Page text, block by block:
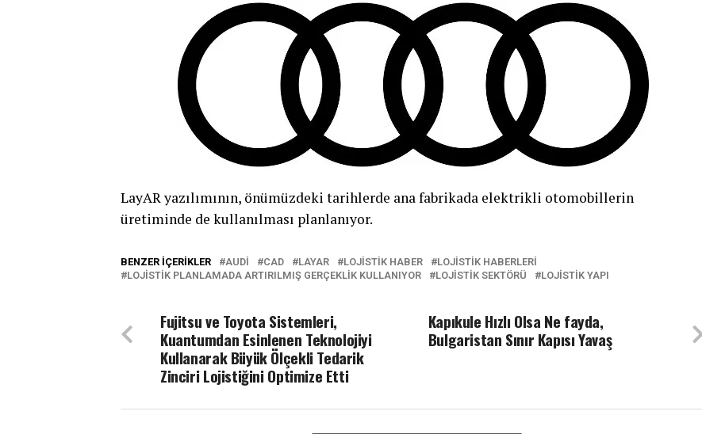
LayAR yazılımının, önümüzdeki tarihlerde ana fabrikada elektrikli otomobillerin
üretiminde de kullanılması planlanıyor.
BENZER İÇERIKLER AUDI CAD LAYAR LOJISTIK HABER
LOJISTIK HABERLERI
LOJISTIK PLANLAMADA ARTIRILMIŞ GERÇEKLIK KULLANIYOR
LOJISTIK SEKTÖRÜ LOJISTIK YAPI
Kapıkule Hızlı Olsa Ne fayda,
Bulgaristan Sınır Kapısı Yavaş
Fujitsu ve Toyota Sistemleri,
Kuantumdan Esinlenen Teknolojiyi
Kullanarak Büyük Ölçekli Tedarik
Zinciri Lojistiğini Optimize Etti